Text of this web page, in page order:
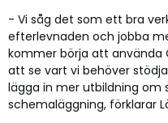
- Vi såg det som ett bra
efterlevnaden och jobba
kommer börja att använda
att se vart vi behöver
lägga in mer utbildning om
schemaläggning, förklarar